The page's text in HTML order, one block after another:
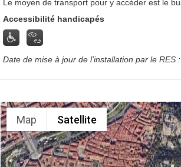
Le moyen de transport pour y accéder est le
Accessibilité handicapés
Date de mise à jour de l’installation par le RES
Map Satellite